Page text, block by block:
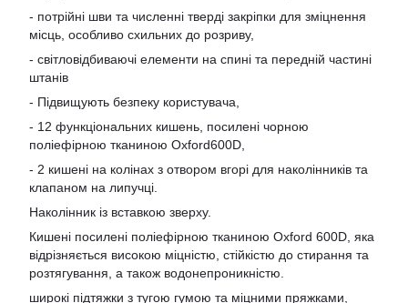
- потрійні шви та численні тверді закріпки для зміцнення
місць, особливо схильних до розриву,
- світловідбиваючі елементи на спині та передній частині
штанів
- Підвищують безпеку користувача,
- 12 функціональних кишень, посилені чорною
поліефірною тканиною Oxford600D,
- 2 кишені на колінах з отвором вгорі для наколінників та
клапаном на липучці.
Наколінник із вставкою зверху.
Кишені посилені поліефірною тканиною Oxford 600D, яка
відрізняється високою міцністю, стійкістю до стирання та
розтягування, а також водонепроникністю.
широкі підтяжки з тугою гумою та міцними пряжками,